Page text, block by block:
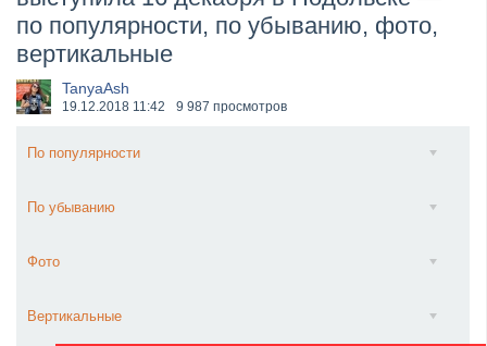
XANDRIA представили новый сингл под названием «...
по популярности, по убыванию, фото,
вертикальные
TanyaAsh
19.12.2018 11:42 9 987 просмотров
По популярности
По убыванию
Фото
Вертикальные